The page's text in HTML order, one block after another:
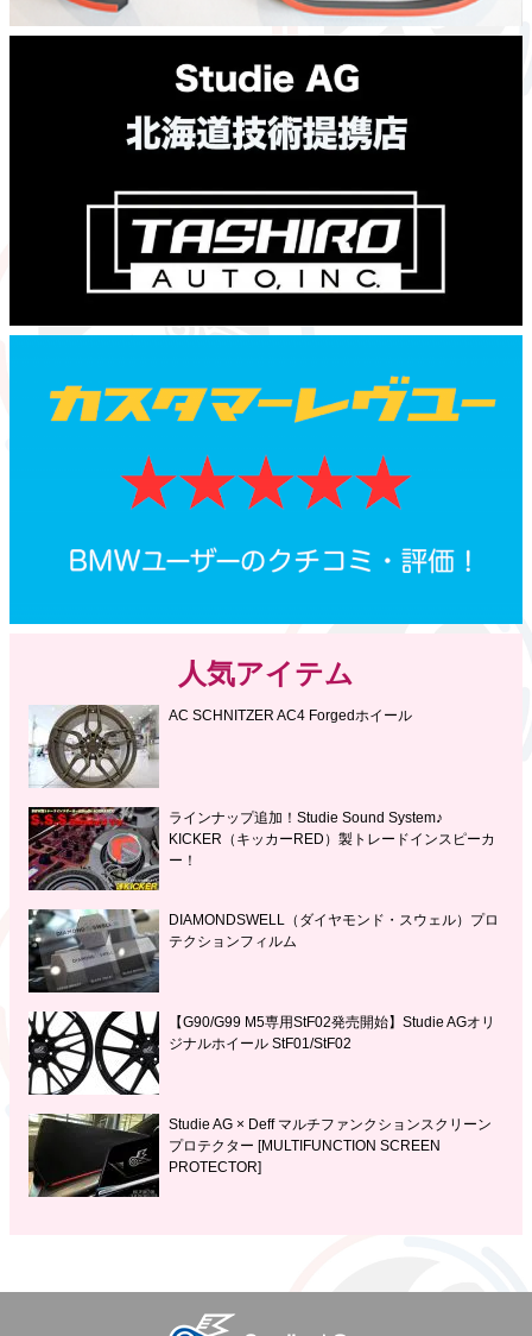
人気アイテム
AC SCHNITZER AC4 Forgedホイール
ラインナップ追加！Studie Sound System♪
KICKER（キッカーRED）製トレードインスピーカ
ー！
DIAMONDSWELL（ダイヤモンド・スウェル）プロ
テクションフィルム
【G90/G99 M5専用StF02発売開始】Studie AGオリ
ジナルホイール StF01/StF02
Studie AG × Deff マルチファンクションスクリーン
プロテクター [MULTIFUNCTION SCREEN
PROTECTOR]